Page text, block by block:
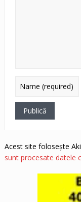
Acest site folosește
sunt procesate datele